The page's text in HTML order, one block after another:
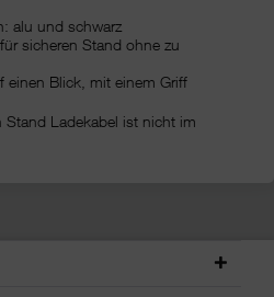
alu und schwarz
sicheren Stand ohne zu
einen Blick, mit einem Griff
Stand Ladekabel ist nicht im